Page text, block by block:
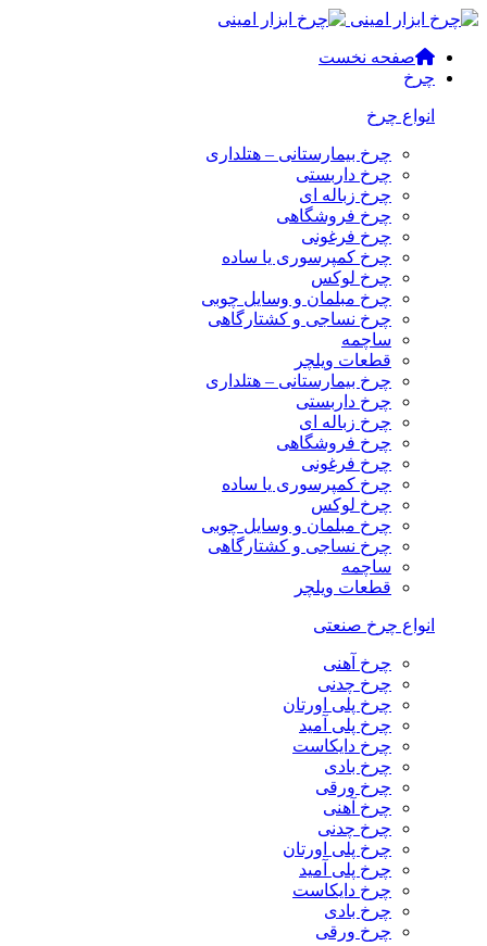
صفحه نخست
چرخ
انواع چرخ
چرخ بیمارستانی – هتلداری
چرخ داربستی
چرخ زباله ای
چرخ فروشگاهی
چرخ فرغونی
چرخ کمپرسوری یا ساده
چرخ لوکس
چرخ مبلمان و وسایل چوبی
چرخ نساجی و کشتارگاهی
ساچمه
قطعات ویلچر
چرخ بیمارستانی – هتلداری
چرخ داربستی
چرخ زباله ای
چرخ فروشگاهی
چرخ فرغونی
چرخ کمپرسوری یا ساده
چرخ لوکس
چرخ مبلمان و وسایل چوبی
چرخ نساجی و کشتارگاهی
ساچمه
قطعات ویلچر
انواع چرخ صنعتی
چرخ آهنی
چرخ چدنی
چرخ پلی اورتان
چرخ پلی آمید
چرخ دایکاست
چرخ بادی
چرخ ورقی
چرخ آهنی
چرخ چدنی
چرخ پلی اورتان
چرخ پلی آمید
چرخ دایکاست
چرخ بادی
چرخ ورقی